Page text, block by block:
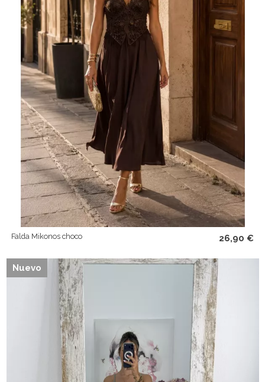
Falda Mikonos choco 26,90 €
Nuevo